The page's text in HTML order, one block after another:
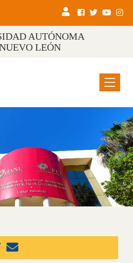
AUTÓNOMA
LEÓN
Menu